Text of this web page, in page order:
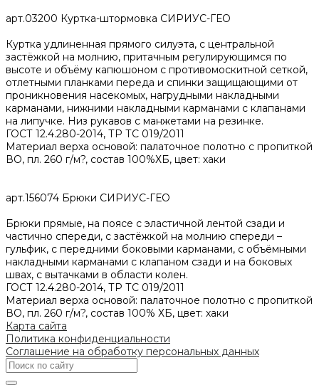
арт.03200 Куртка-штормовка СИРИУС-ГЕО
Куртка удлиненная прямого силуэта, с центральной
застёжкой на молнию, притачным регулирующимся по
высоте и объёму капюшоном с противомоскитной сеткой,
отлетными планками переда и спинки защищающими от
проникновения насекомых, нагрудными накладными
карманами, нижними накладными карманами с клапанами
на липучке. Низ рукавов с манжетами на резинке.
ГОСТ 12.4.280-2014, ТР ТС 019/2011
Материал верха основой: палаточное полотно с пропиткой
ВО, пл. 260 г/м?, состав 100%ХБ, цвет: хаки
арт.156074 Брюки СИРИУС-ГЕО
Брюки прямые, на поясе с эластичной лентой сзади и
частично спереди, с застёжкой на молнию спереди –
гульфик, с передними боковыми карманами, с объёмными
накладными карманами с клапаном сзади и на боковых
швах, с вытачками в области колен.
ГОСТ 12.4.280-2014, ТР ТС 019/2011
Материал верха основой: палаточное полотно с пропиткой
ВО, пл. 260 г/м?, состав 100% ХБ, цвет: хаки
Карта сайта
Политика конфиденциальности
Соглашение на обработку персональных данных